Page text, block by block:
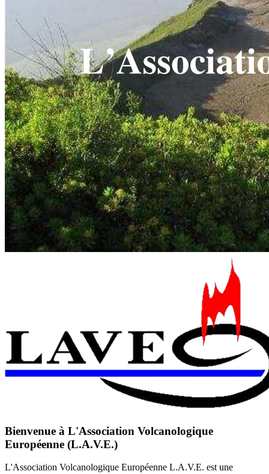
Bienvenue à L'Association Volcanologique
Européenne (L.A.V.E.)
L'Association Volcanologique Européenne L.A.V.E. est une